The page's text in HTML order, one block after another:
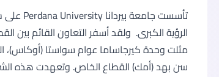
مثلت وحدة كيرجاساما عوام سواستا (أوكاس)،
سن بهد (أمك) القطاع الخاص. وتعهدت هذه